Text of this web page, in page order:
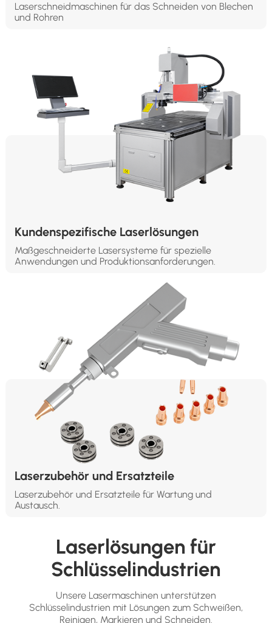
Laserschneidmaschinen für das Schneiden von Blechen
und Rohren
Kundenspezifische Laserlösungen
Maßgeschneiderte Lasersysteme für spezielle
Anwendungen und Produktionsanforderungen.
Laserzubehör und Ersatzteile
Laserzubehör und Ersatzteile für Wartung und
Austausch.
Laserlösungen für
Schlüsselindustrien
Unsere Lasermaschinen unterstützen
Schlüsselindustrien mit Lösungen zum Schweißen,
Reinigen, Markieren und Schneiden.